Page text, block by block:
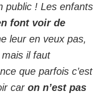
public ! Les enfants
font voir de
leur en veux pas,
mais il faut
que parfois c’est
car on n’est pas